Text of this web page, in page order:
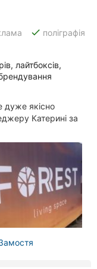
done поліграфія
лайтбоксів,
дуже якісно
Катерині за